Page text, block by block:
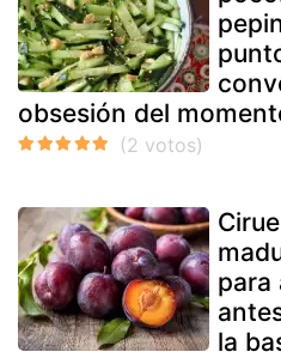
obsesión del
para
la